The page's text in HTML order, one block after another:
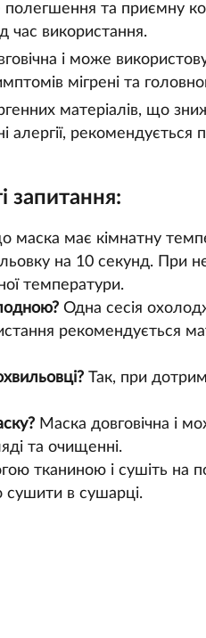
полегшення та приємну
час використання.
і може
мігрені та
матеріалів, що
рекомендується
запитання:
маска має кімнатну
на 10 секунд. При
температури.
Одна сесія
рекомендується
Так, при
Маска довговічна і
та очищенні.
тканиною і сушіть на
сушити в сушарці.